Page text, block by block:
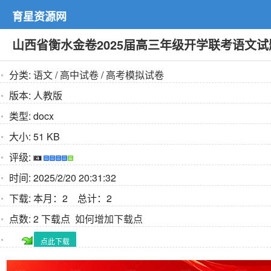
育星资源网
山西省衡水金卷2025届高三年级开学联考语文
分类: 语文/高中试卷/高考模拟试卷
版本: 人教版
类型: docx
大小: 51 KB
评级:
时间: 2025/2/20 20:31:32
下载: 本月：2 总计：2
点数: 2 下载点 如何增加下载点
点此下载